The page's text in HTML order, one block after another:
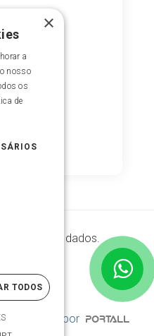
de dados.
por
×
a
nosso
os
de
TODOS